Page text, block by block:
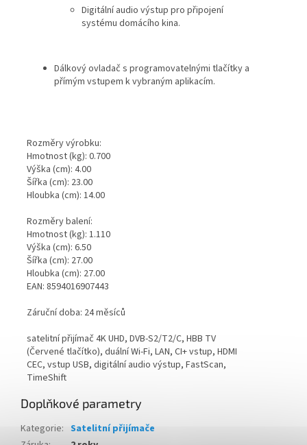
Digitální audio výstup pro připojení
systému domácího kina.
Dálkový ovladač s programovatelnými tlačítky a
přímým vstupem k vybraným aplikacím.
Rozměry výrobku:
Hmotnost (kg): 0.700
Výška (cm): 4.00
Šířka (cm): 23.00
Hloubka (cm): 14.00
Rozměry balení:
Hmotnost (kg): 1.110
Výška (cm): 6.50
Šířka (cm): 27.00
Hloubka (cm): 27.00
EAN: 8594016907443
Záruční doba: 24 měsíců
satelitní přijímač 4K UHD, DVB-S2/T2/C, HBB TV
(Červené tlačítko), duální Wi-Fi, LAN, CI+ vstup, HDMI
CEC, vstup USB, digitální audio výstup, FastScan,
TimeShift
Doplňkové parametry
Kategorie: Satelitní přijímače